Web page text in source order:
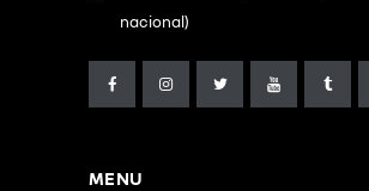
nacional)
MENU